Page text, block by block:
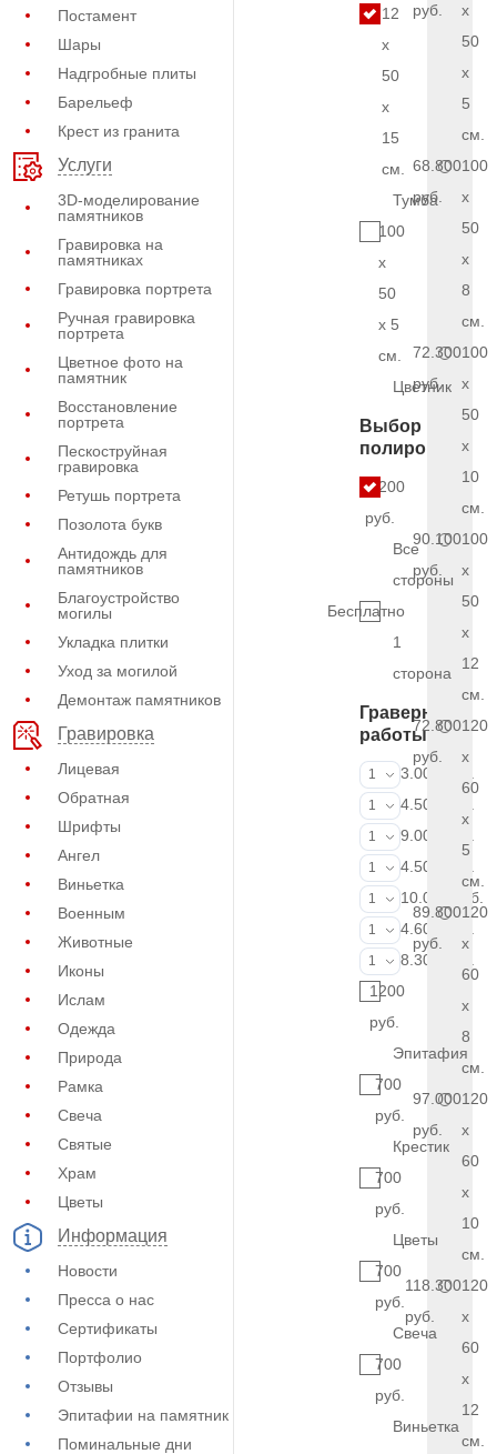
Постамент
Шары
Надгробные плиты
Барельеф
Крест из гранита
Услуги
3D-моделирование
памятников
Гравировка на
памятниках
Гравировка портрета
Ручная гравировка
портрета
Цветное фото на
памятник
Восстановление
портрета
Пескоструйная
гравировка
Ретушь портрета
Позолота букв
Антидождь для
памятников
Благоустройство
могилы
Укладка плитки
Уход за могилой
Демонтаж памятников
Гравировка
Лицевая
Обратная
Шрифты
Ангел
Виньетка
Военным
Животные
Иконы
Ислам
Одежда
Природа
Рамка
Свеча
Святые
Храм
Цветы
Информация
Новости
Пресса о нас
Сертификаты
Портфолио
Отзывы
Эпитафии на памятник
Поминальные дни
12
x
50
x
15
см.
Тумба
100
x
50
x 5
см.
Цветник
Выбор
полировки
6.200
руб.
Все
стороны
Бесплатно
1
сторона
Граверные
работы
ФИО и даты
1
3.000 руб.
ФИО и даты
1
4.500 руб.
ФИО и даты
1
9.000 руб.
Портрет
1
4.500 руб.
Портрет
1
10.000 руб.
Фотокерамика
1
4.600 руб.
Фото на
1
8.300 руб.
1200
руб.
Эпитафия
700
руб.
Крестик
700
руб.
Цветы
700
руб.
Свеча
700
руб.
Виньетка
руб.
x
50
x
5
см.
68.800
руб.
100
x
50
x
8
см.
72.300
руб.
100
x
50
x
10
см.
90.100
руб.
100
x
50
x
12
см.
72.800
руб.
120
x
60
x
5
см.
89.800
руб.
120
x
60
x
8
см.
97.000
руб.
120
x
60
x
10
см.
118.300
руб.
120
x
60
x
12
см.